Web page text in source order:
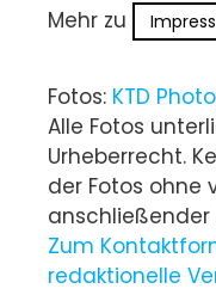
Mehr zu
Fotos: KTD
Alle Fotos
Urheberrecht.
der Fotos ohne
Zum
redaktionelle